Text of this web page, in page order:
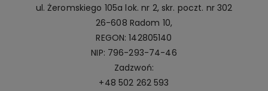
ul. Żeromskiego 105a lok. nr 2, skr. poczt. nr 302
26-608 Radom 10,
REGON: 142805140
NIP: 796-293-74-46
Zadzwoń:
+48 502 262 593